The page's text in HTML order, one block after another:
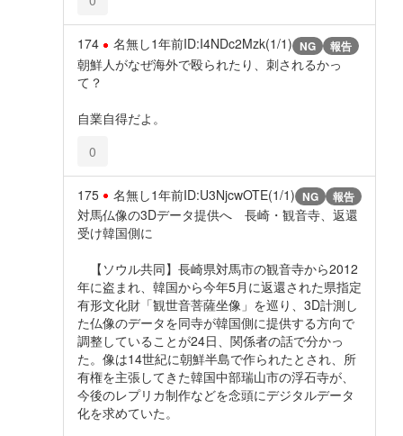
174 名無し1年前ID:I4NDc2Mzk(1/1) NG 報告
朝鮮人がなぜ海外で殴られたり、刺されるかっ
て？
自業自得だよ。
0
175 名無し1年前ID:U3NjcwOTE(1/1) NG 報告
対馬仏像の3Dデータ提供へ 長崎・観音寺、返還
受け韓国側に
【ソウル共同】長崎県対馬市の観音寺から2012
年に盗まれ、韓国から今年5月に返還された県指定
有形文化財「観世音菩薩坐像」を巡り、3D計測し
た仏像のデータを同寺が韓国側に提供する方向で
調整していることが24日、関係者の話で分かっ
た。像は14世紀に朝鮮半島で作られたとされ、所
有権を主張してきた韓国中部瑞山市の浮石寺が、
今後のレプリカ制作などを念頭にデジタルデータ
化を求めていた。